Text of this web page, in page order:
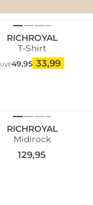
RICHROYAL
T-Shirt
UVP49,95 33,99
RICHROYAL
Midirock
129,95